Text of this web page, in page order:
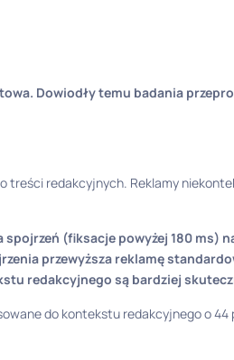
Dowiodły temu badania
treści redakcyjnych. Reklamy
(fiksacje powyżej 180 ms)
przewyższa reklamę
redakcyjnego są bardziej
do kontekstu redakcyjnego o 44